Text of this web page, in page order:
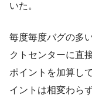
いた。
毎度毎度バグの多
クトセンターに直
ポイントを加算し
イントは相変わら